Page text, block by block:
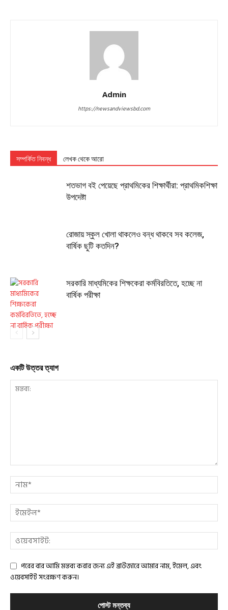
Admin
https://newsandviewsbd.com
সম্পর্কিত নিবন্ধ লেখক থেকে আরো
শতভাগ বই পেয়েছে প্রাথমিকের শিক্ষার্থীরা: প্রাথমিকশিক্ষা
উপদেষ্টা
রোজায় স্কুল খোলা থাকলেও বন্ধ থাকবে সব কলেজ,
বার্ষিক ছুটি কতদিন?
সরকারি মাধ্যমিকের শিক্ষকেরা কর্মবিরতিতে, হচ্ছে না
বার্ষিক পরীক্ষা
একটি উত্তর ত্যাগ
পরের বার আমি মন্তব্য করার জন্য এই ব্রাউজারে আমার নাম, ইমেল, এবং
ওয়েবসাইট সংরক্ষণ করুন।